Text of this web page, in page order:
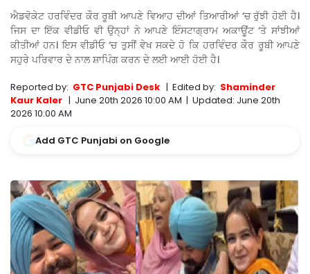
ਐਡਵੋਕੇਟ ਹਰਵਿੰਦਰ ਕੌਰ ਰੂਬੀ ਆਪਣੇ ਵਿਆਹ ਦੀਆਂ ਤਿਆਰੀਆਂ ‘ਚ ਰੁੱਝੀ ਹੋਈ ਹੈ।
ਜਿਸ ਦਾ ਇੱਕ ਵੀਡੀਓ ਵੀ ਉਨ੍ਹਾਂ ਨੇ ਆਪਣੇ ਇੰਸਟਾਗ੍ਰਾਮ ਅਕਾਊਂਟ ‘ਤੇ ਸਾਂਝੀਆਂ
ਕੀਤੀਆਂ ਹਨ। ਇਸ ਵੀਡੀਓ ‘ਚ ਤੁਸੀਂ ਵੇਖ ਸਕਦੇ ਹੋ ਕਿ ਹਰਵਿੰਦਰ ਕੌਰ ਰੂਬੀ ਆਪਣੇ
ਸਹੁਰੇ ਪਰਿਵਾਰ ਦੇ ਨਾਲ ਸ਼ਾਪਿੰਗ ਕਰਨ ਦੇ ਲਈ ਆਈ ਹੋਈ ਹੈ।
Reported by: GTC Punjabi Desk | Edited by: Shaminder
Kaur Kaler | June 20th 2026 10:00 AM | Updated: June 20th
2026 10:00 AM
Add GTC Punjabi on Google